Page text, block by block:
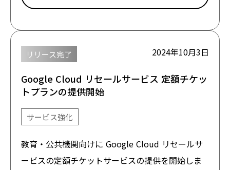
リリース完了 2024年10月3日
Google Cloud リセールサービス 定額チケッ
トプランの提供開始
サービス強化
教育・公共機関向けに Google Cloud リセールサ
ービスの定額チケットサービスの提供を開始しま